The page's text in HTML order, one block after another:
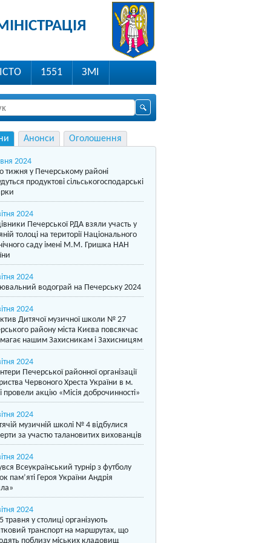
1551 ЗМІ
Анонси Оголошення
2024
тижня у Печерському районі
продуктові сільськогосподарські
2024
Печерської РДА взяли участь у
толоці на території Національного
саду імені М.М. Гришка НАН
2024
водограй на Печерську 2024
2024
Дитячої музичної школи № 27
району міста Києва повсякчас
нашим Захисникам і Захисницям
2024
Печерської районної організації
Червоного Хреста України в м.
провели акцію «Місія доброчинності»
2024
музичній школі № 4 відбулися
за участю талановитих вихованців
2024
Всеукраїнський турнір з футболу
пам’яті Героя України Андрія
2024
травня у столиці організують
транспорт на маршрутах, що
поблизу міських кладовищ